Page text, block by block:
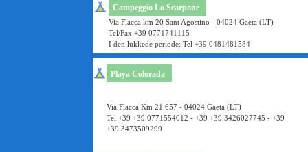
Campeggio Lo Scarpone
Via Flacca km 20 Sant Agostino - 04024 Gaeta (LT)
Tel/Fax +39 0771741115
I den lukkede periode: Tel +39 0481481584
Playa Colorada
Via Flacca Km 21.657 - 04024 Gaeta (LT)
Tel +39 +39.0771554012 - +39 +39.3426027745 - +39
+39.3473509299